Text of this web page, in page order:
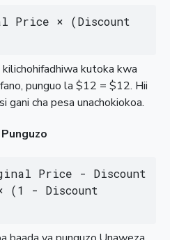
Price × (Discount
kutoka kwa
punguo la $12 = $12. Hii
gani cha pesa unachokiokoa.
Price - Discount
(1 - Discount